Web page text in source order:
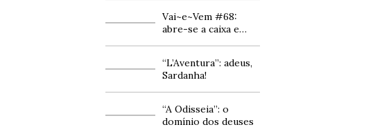
Vai~e~Vem #68:
abre-se a caixa e…
“L’Aventura”: adeus,
Sardanha!
“A Odisseia”: o
domínio dos deuses